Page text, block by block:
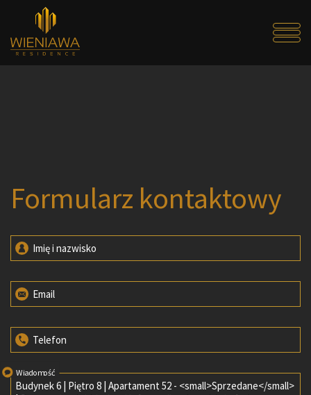
Formularz kontaktowy
Imię i nazwisko
Email
Telefon
Wiadomość